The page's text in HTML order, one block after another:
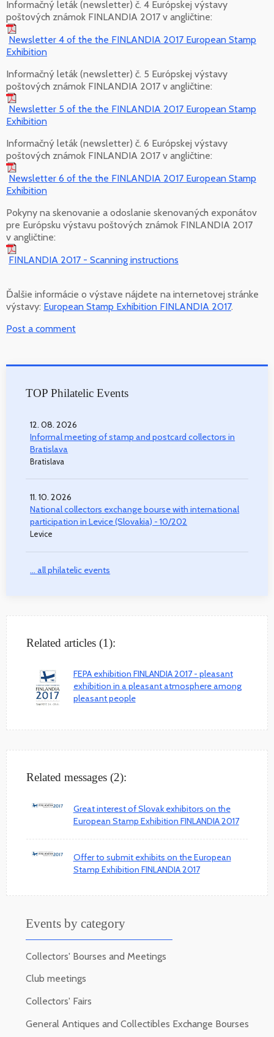
Informačný leták (newsletter) č. 4 Európskej výstavy
poštových známok FINLANDIA 2017 v angličtine:
Newsletter 4 of the the FINLANDIA 2017 European Stamp
Exhibition
Informačný leták (newsletter) č. 5 Európskej výstavy
poštových známok FINLANDIA 2017 v angličtine:
Newsletter 5 of the the FINLANDIA 2017 European Stamp
Exhibition
Informačný leták (newsletter) č. 6 Európskej výstavy
poštových známok FINLANDIA 2017 v angličtine:
Newsletter 6 of the the FINLANDIA 2017 European Stamp
Exhibition
Pokyny na skenovanie a odoslanie skenovaných exponátov
pre Európsku výstavu poštových známok FINLANDIA 2017
v angličtine:
FINLANDIA 2017 - Scanning instructions
Ďalšie informácie o výstave nájdete na internetovej stránke
výstavy: European Stamp Exhibition FINLANDIA 2017.
Post a comment
TOP Philatelic Events
12. 08. 2026
Informal meeting of stamp and postcard collectors in
Bratislava
Bratislava
11. 10. 2026
National collectors exchange bourse with international
participation in Levice (Slovakia) - 10/202
Levice
... all philatelic events
Related articles (1):
FEPA exhibition FINLANDIA 2017 - pleasant
exhibition in a pleasant atmosphere among
pleasant people
Related messages (2):
Great interest of Slovak exhibitors on the
European Stamp Exhibition FINLANDIA 2017
Offer to submit exhibits on the European
Stamp Exhibition FINLANDIA 2017
Events by category
Collectors' Bourses and Meetings
Club meetings
Collectors' Fairs
General Antiques and Collectibles Exchange Bourses